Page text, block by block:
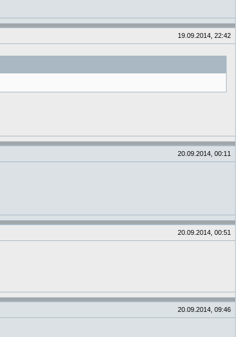
19.09.2014, 22:42
20.09.2014, 00:11
20.09.2014, 00:51
20.09.2014, 09:46